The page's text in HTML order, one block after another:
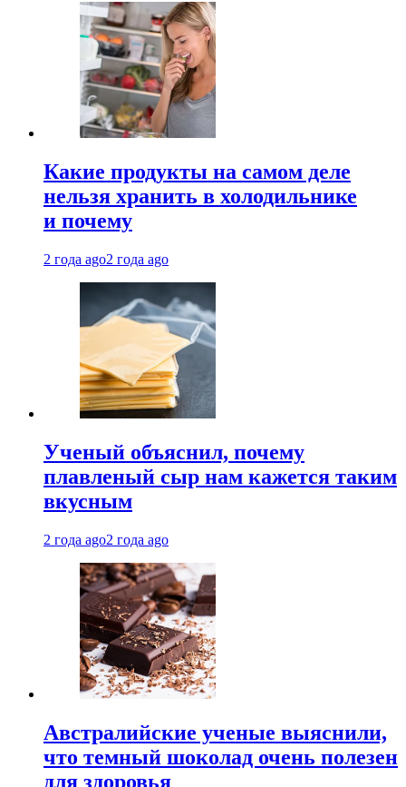
Какие продукты на самом деле
нельзя хранить в холодильнике
и почему
2 года ago2 года ago
Ученый объяснил, почему
плавленый сыр нам кажется таким
вкусным
2 года ago2 года ago
Австралийские ученые выяснили,
что темный шоколад очень полезен
для здоровья